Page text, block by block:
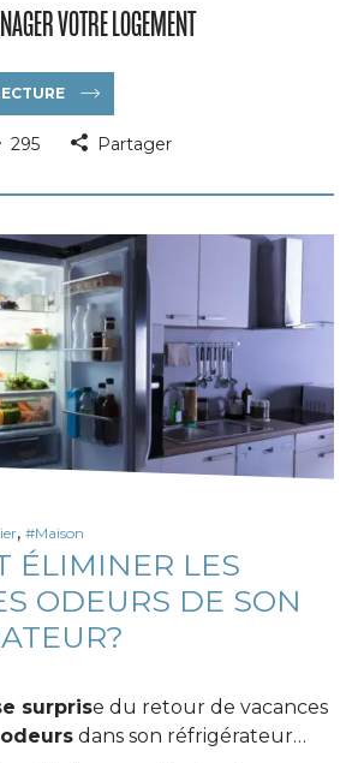
VOTRE LOGEMENT
295 Partager
, #Maison
ÉLIMINER LES
ODEURS DE SON
surprise du retour de vacances
dans son réfrigérateur…